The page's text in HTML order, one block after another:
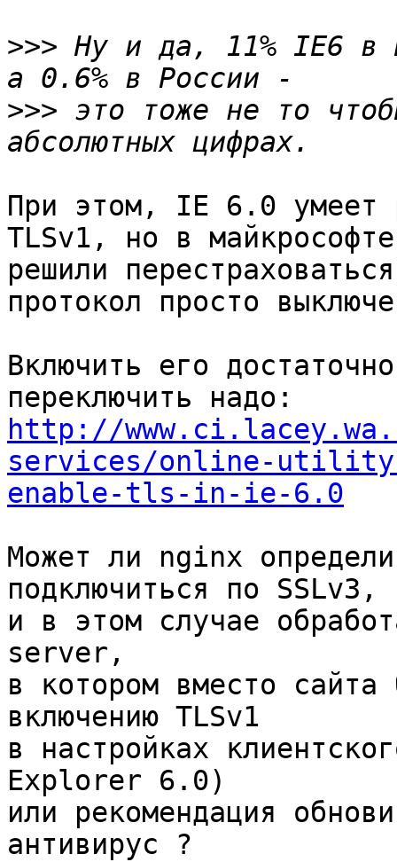
>>> Ну и да, 11% IE6 в
>>> это тоже не то
При этом, IE 6.0 умеет
TLSv1, но в майкрософте
решили
протокол просто
Включить его
http://
services/online-
enable-tls-in-ie-6.0
Может ли nginx
подключиться по SSLv3,
и в этом случае
server,
в котором вместо сайта
включению TLSv1
в настройках
Explorer 6.0)
или рекомендация
антивирус ?